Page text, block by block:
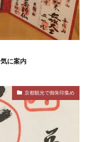
に案内
京都観光で御朱印集め